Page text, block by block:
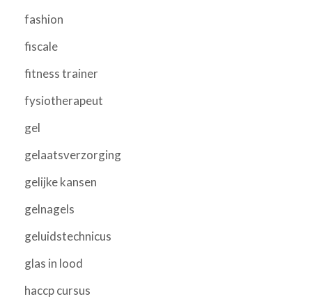
fashion
fiscale
fitness trainer
fysiotherapeut
gel
gelaatsverzorging
gelijke kansen
gelnagels
geluidstechnicus
glas in lood
haccp cursus